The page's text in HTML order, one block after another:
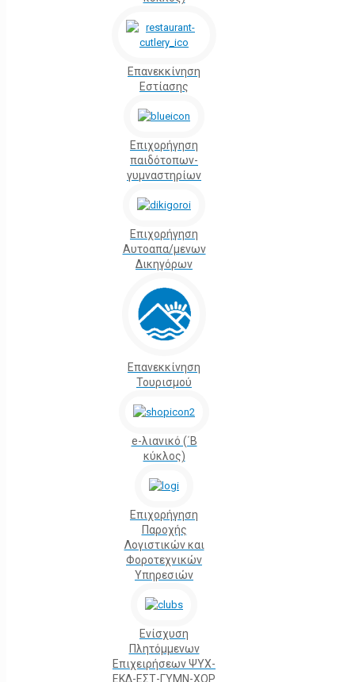
Επανεκκίνηση
Εστίασης
Επιχορήγηση
παιδότοπων-
γυμναστηρίων
Επιχορήγηση
Αυτοαπα/μενων
Δικηγόρων
Επανεκκίνηση
Τουρισμού
e-λιανικό (΄Β
κύκλος)
Επιχορήγηση
Παροχής
Λογιστικών και
Φοροτεχνικών
Υπηρεσιών
Ενίσχυση
Πλητόμμενων
Επιχειρήσεων ΨΥΧ-
ΕΚΔ-ΕΣΤ-ΓΥΜΝ-ΧΟΡ